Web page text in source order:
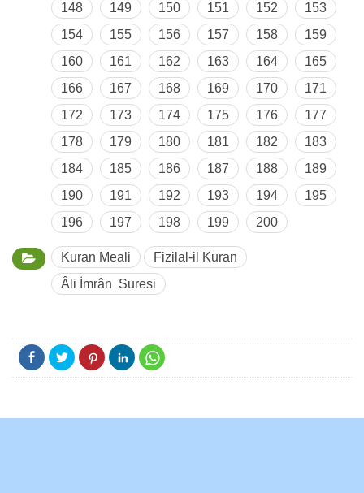
148
149 150 151 152
153
154
155 156 157 158
159
160
161 162 163 164
165
166
167 168 169 170
171
172
173 174 175 176
177
178
179 180 181 182
183
184
185 186 187 188
189
190
191 192 193 194
195
196
197 198 199 200
Kuran Meali
Fizilal-il Kuran
Âli İmrân Suresi